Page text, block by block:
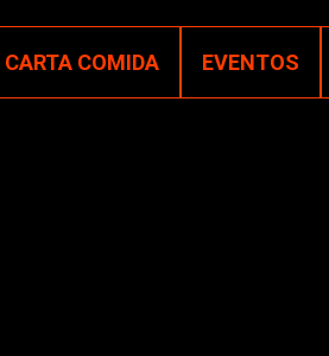
CARTA COMIDA EVENTOS